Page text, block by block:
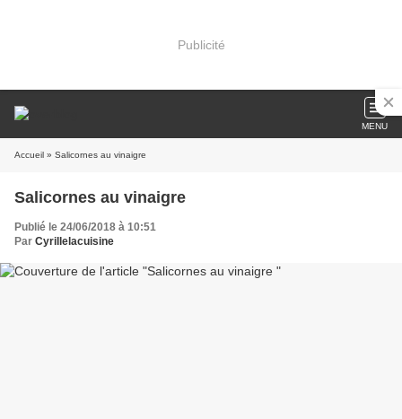
Publicité
MENU
Accueil » Salicornes au vinaigre
Salicornes au vinaigre
Publié le 24/06/2018 à 10:51
Par Cyrillelacuisine